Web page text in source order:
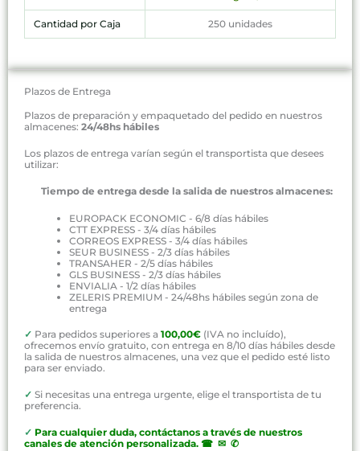
Cantidad por Caja 250 unidades
Plazos de Entrega
Plazos de preparación y empaquetado del pedido en nuestros
almacenes: 24/48hs hábiles
Los plazos de entrega varían según el transportista que desees
utilizar:
Tiempo de entrega desde la salida de nuestros almacenes:
EUROPACK ECONOMIC - 6/8 días hábiles
CTT EXPRESS - 3/4 días hábiles
CORREOS EXPRESS - 3/4 días hábiles
SEUR BUSINESS - 2/3 días hábiles
TRANSAHER - 2/5 días hábiles
GLS BUSINESS - 2/3 días hábiles
ENVIALIA - 1/2 días hábiles
ZELERIS PREMIUM - 24/48hs hábiles según zona de
entrega
✓ Para pedidos superiores a 100,00€ (IVA no incluído),
ofrecemos envío gratuito, con entrega en 8/10 días hábiles desde
la salida de nuestros almacenes, una vez que el pedido esté listo
para ser enviado.
✓ Si necesitas una entrega urgente, elige el transportista de tu
preferencia.
✓ Para cualquier duda, contáctanos a través de nuestros
canales de atención personalizada. ☎ ✉ ✆